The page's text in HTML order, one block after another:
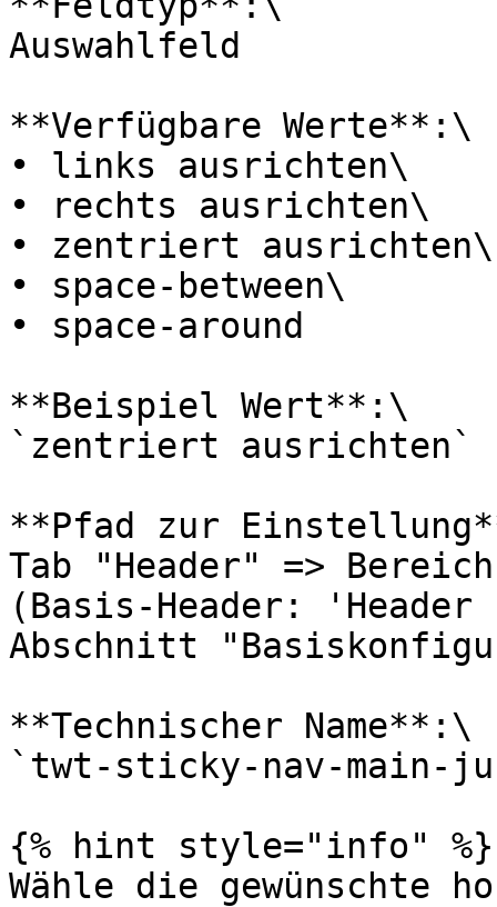
Auswahlfeld
**Verfügbare Werte**:\
• links ausrichten\
• rechts ausrichten\
• zentriert ausrichten\
• space-between\
• space-around
**Beispiel Wert**:\
`zentriert ausrichten`
**Pfad zur
Tab "Header" =>
(Basis-Header:
Abschnitt
**Technischer Name**:\
`twt-sticky-nav-main-
{% hint style="info" %}
Wähle die gewünschte